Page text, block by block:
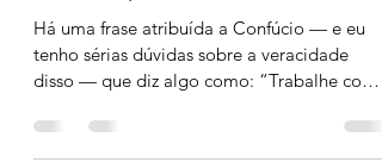
verdades sobre trabalhar
com o que ama
tenho sérias dúvidas sobre a veracidade